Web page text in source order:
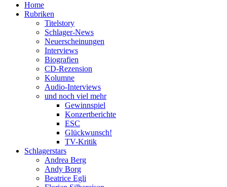
Home
Rubriken
Titelstory
Schlager-News
Neuerscheinungen
Interviews
Biografien
CD-Rezension
Kolumne
Audio-Interviews
und noch viel mehr
Gewinnspiel
Konzertberichte
ESC
Glückwunsch!
TV-Kritik
Schlagerstars
Andrea Berg
Andy Borg
Beatrice Egli